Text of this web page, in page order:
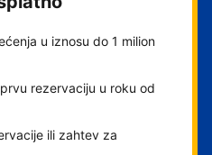
u iznosu do 1 milion
rezervaciju u roku od
ili zahtev za